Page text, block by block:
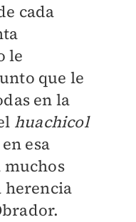
cada
le
que le
en la
huachicol
esa
herencia